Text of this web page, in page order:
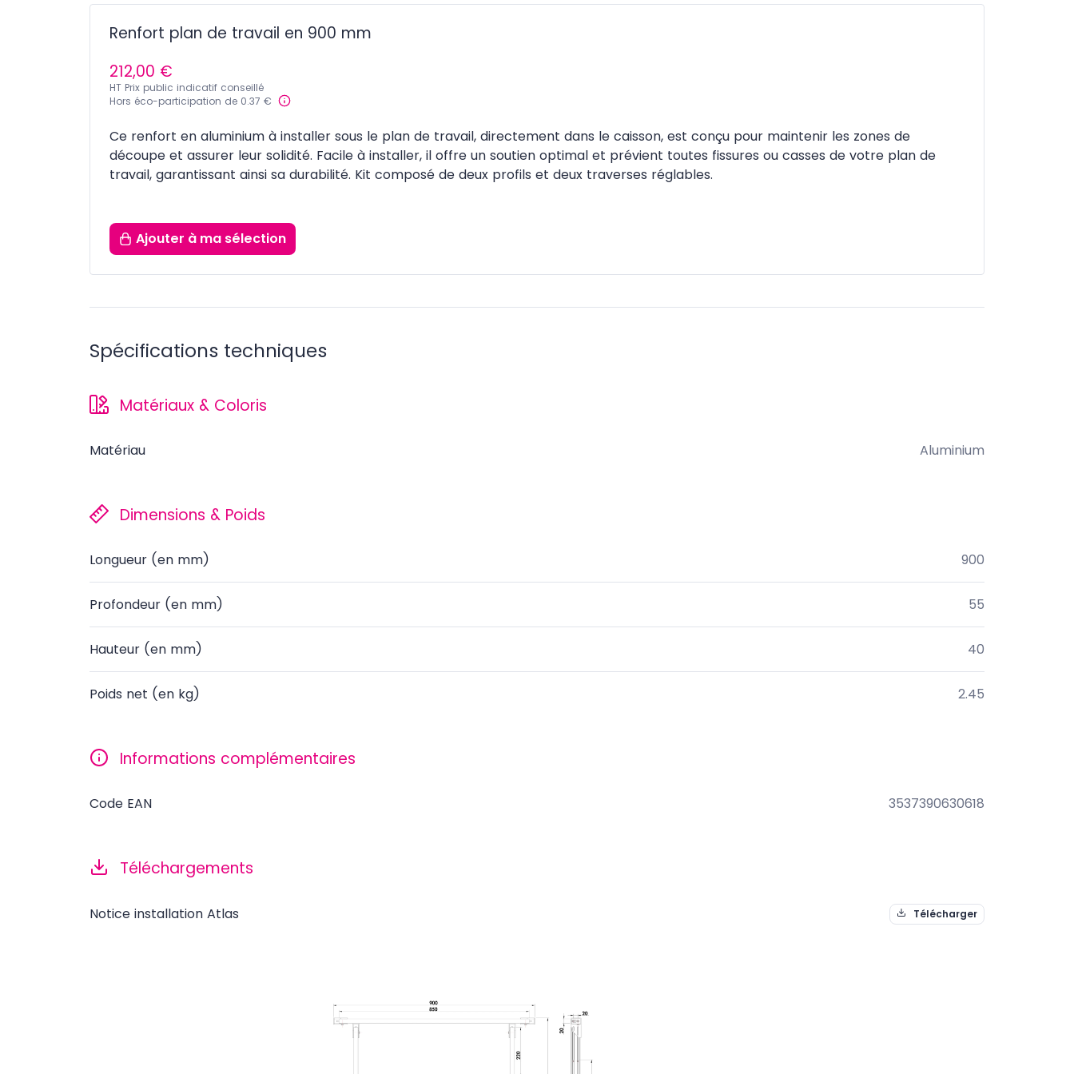
Renfort plan de travail en 900 mm
212,00 €
HT Prix public indicatif conseillé
Hors éco-participation de 0.37 €
Ce renfort en aluminium à installer sous le plan de travail, directement dans le caisson, est conçu pour maintenir les zones de
découpe et assurer leur solidité. Facile à installer, il offre un soutien optimal et prévient toutes fissures ou casses de votre plan de
travail, garantissant ainsi sa durabilité. Kit composé de deux profils et deux traverses réglables.
Ajouter à ma sélection
Spécifications techniques
Matériaux & Coloris
Matériau Aluminium
Dimensions & Poids
Longueur (en mm) 900
Profondeur (en mm) 55
Hauteur (en mm) 40
Poids net (en kg) 2.45
Informations complémentaires
Code EAN 3537390630618
Téléchargements
Notice installation Atlas Télécharger